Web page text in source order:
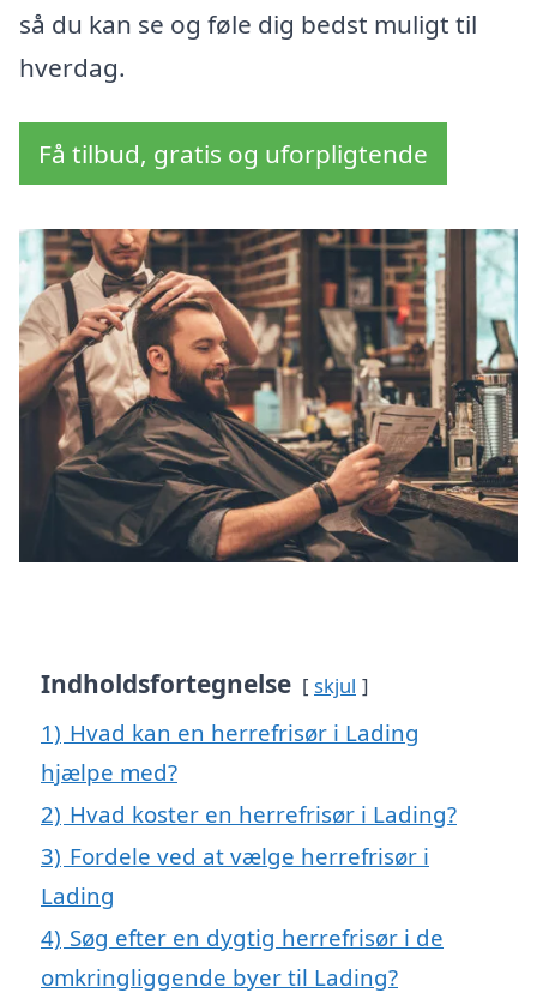
så du kan se og føle dig bedst muligt til
hverdag.
Få tilbud, gratis og uforpligtende
Indholdsfortegnelse skjul
1) Hvad kan en herrefrisør i Lading
hjælpe med?
2) Hvad koster en herrefrisør i Lading?
3) Fordele ved at vælge herrefrisør i
Lading
4) Søg efter en dygtig herrefrisør i de
omkringliggende byer til Lading?